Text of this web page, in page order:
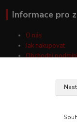
Informace pro
O nás
Jak nakupovat
Obchodní